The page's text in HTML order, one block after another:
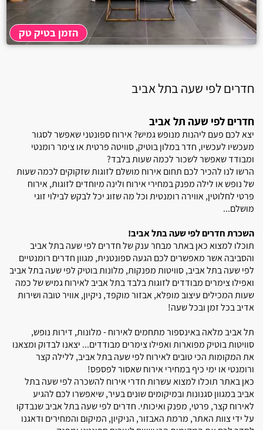
הזמן בטיק טק
חדרים לפי שעה בתל אביב
חדרים לפי שעה תל אביב
יצא לכם פעם ליהנות מנופש גמיש? אירוח ספונטני שאפשר לסגור
מעכשיו לעכשיו, חדר במלון בוטיק, סוויטה פרטית או צימר רומנטי
ומבודד שאפשר לשכור לכמה שעות בלבד?
הרשו לנו להכיר לכם תחום אירוח מושלם לזוגות שזקוקים לכמה שעות
של נופש או לילה מפנק במחירי אירוח ולינה מיוחדים לזוגות, אירוח
פרטי לחלוטין, אווירה רומנטית וכל מה שזוג יכל לבקש לבילוי זוגי
מושלם...
השכרת חדרים לפי שעה בתל אביב!
תוכלו למצוא כאן באתר מבחר ענק של חדרים לפי שעה בתל אביב
והסביבה אשר מאפשרים לכם הגעה ספונטנית, מגוון חדרים רומנטיים
לפי שעה בתל אביב, סוויטות מפנקות, מלונות בוטיק לפי שעה בתל אביב
ואפילו צימרים מבודדים לזוגות בלבד בתל אביב לאירוח גמיש של כמה
שעות המכילים עיצוב מופלא, אבזור מוקפד, ניקיון, אוויר טובה ושירות
אדיב בכל זמן ובכל שעה!
תל אביב מלאה באינספור מתחמים לאירוח - מלונות, דירות נופש,
סוויטות בוטיק מפוארות ואפילו צימרים מבודדים... יצאנו לבדוק ומצאנו
את המקומות הכי טובים לאירוח לפי שעה בתל אביב, ללילה קצר
ורומנטי או ימי כיף במחירי אירוח שאסור לפספס!
כאן באתר תוכלו למצוא עשרות חדרי אירוח להשכרה לפי שעה בתל
אביב במגוון סגנונות ובמיקומים שונים בעיר, שיאפשרו לכם להגיע
לאירוח קצר, פרטי, מפנק ואיכותי. חדרים לפי שעה בתל אביב שנבדקו
על ידי צוות האתר, מרמת האבזור, הניקיון, המיקום והמחירים ודאגנו